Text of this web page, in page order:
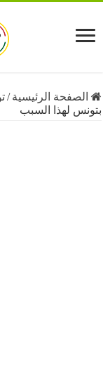
الرئيسية /تونس /
لهذا السبب